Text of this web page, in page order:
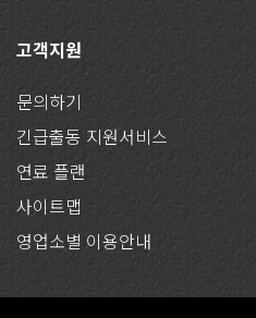
고객지원
문의하기
긴급출동 지원서비스
연료 플랜
사이트맵
영업소별 이용안내